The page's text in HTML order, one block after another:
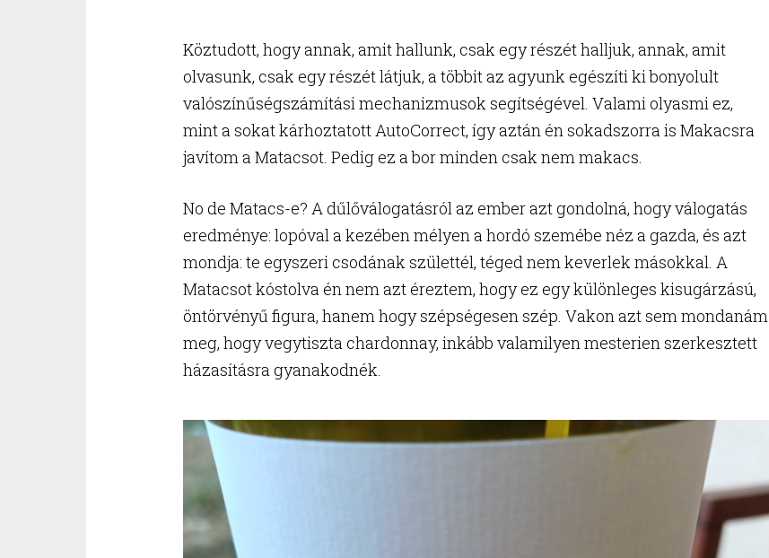
Köztudott, hogy annak, amit hallunk, csak egy részét halljuk, annak, amit
olvasunk, csak egy részét látjuk, a többit az agyunk egészíti ki bonyolult
valószínűségszámítási mechanizmusok segítségével. Valami olyasmi ez,
mint a sokat kárhoztatott AutoCorrect, így aztán én sokadszorra is Makacsra
javítom a Matacsot. Pedig ez a bor minden csak nem makacs.
No de Matacs-e? A dűlőválogatásról az ember azt gondolná, hogy válogatás
eredménye: lopóval a kezében mélyen a hordó szemébe néz a gazda, és azt
mondja: te egyszeri csodának születtél, téged nem keverlek másokkal. A
Matacsot kóstolva én nem azt éreztem, hogy ez egy különleges kisugárzású,
öntörvényű figura, hanem hogy szépségesen szép. Vakon azt sem mondanám
meg, hogy vegytiszta chardonnay, inkább valamilyen mesterien szerkesztett
házasításra gyanakodnék.